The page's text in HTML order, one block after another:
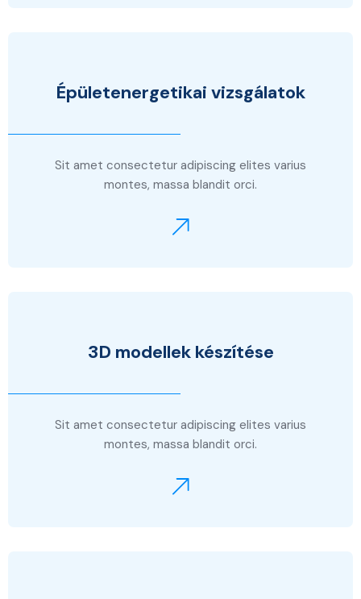
Épületenergetikai vizsgálatok
Sit amet consectetur adipiscing elites varius
montes, massa blandit orci.
3D modellek készítése
Sit amet consectetur adipiscing elites varius
montes, massa blandit orci.